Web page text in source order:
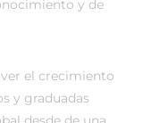
y de
el crecimiento
y graduadas